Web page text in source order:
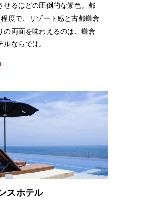
せるほどの圧倒的な景色。都
度で、リゾート感と古都鎌倉
の両面を味わえるのは、鎌倉
ならでは。
スホテル